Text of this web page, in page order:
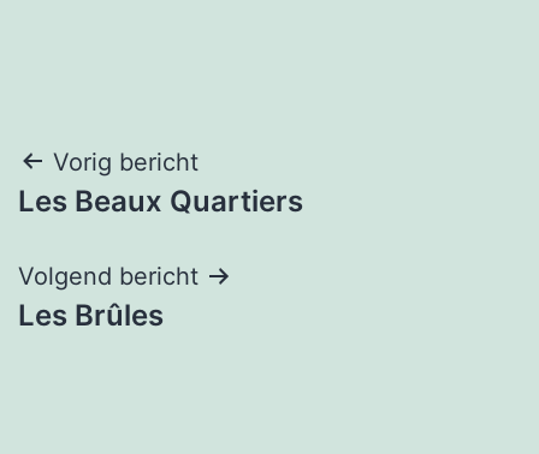
Bericht
navigatie
Vorig bericht
Les Beaux Quartiers
Volgend bericht
Les Brûles